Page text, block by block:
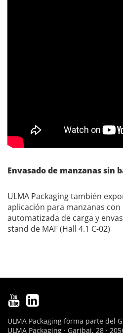
Envasado de manzanas sin
ULMA Packaging también
aplicación para manzanas
automatizada de carga y
stand de MAF (Hall 4.1 C-02)
ULMA Packaging forma parte del
ULMA Packaging · Garibai, 28 ·